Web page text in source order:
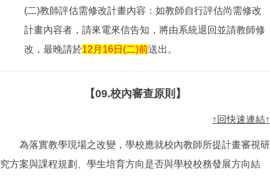
(二)教師評估需修改計畫內容：如教師自行評估尚需修改
計畫內容者，請來電來信告知，將由系統退回並請教師修
改，最晚請於12月16日(二)前送出。
【09.校內審查原則】
↑回快速連結↑
為落實教學現場之改變，學校應就校內教師所提計畫審視研
究方案與課程規劃、學生培育方向是否與學校校務發展方向結